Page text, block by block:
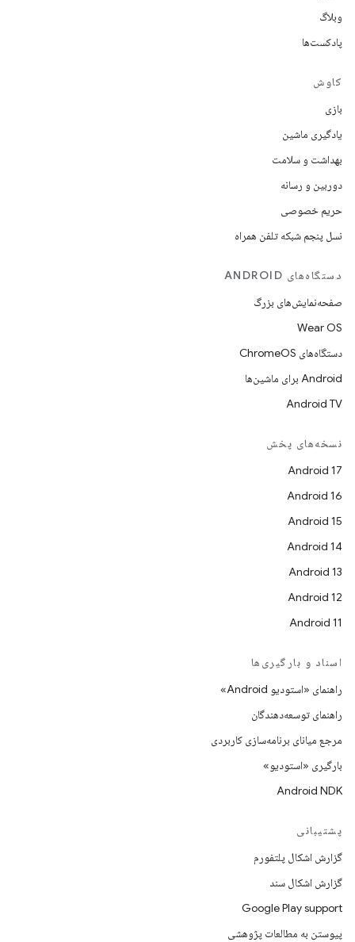
وبلاگ
پادکست‌ها
کاوش
بازی
یادگیری ماشین
بهداشت و سلامت
دوربین و رسانه
حریم خصوصی
نسل پنجم شبکه تلفن همراه
دستگاه‌های ANDROID
صفحه‌نمایش‌های بزرگ
Wear OS
دستگاه‌های ChromeOS
Android برای ماشین‌ها
Android TV
نسخه‌های پخش
Android 17
Android 16
Android 15
Android 14
Android 13
Android 12
Android 11
اسناد و بارگیری‌ها
راهنمای «استودیو Android»
راهنمای توسعه‌دهندگان
مرجع میانای برنامه‌سازی کاربردی
بارگیری «استودیو»
Android NDK
پشتیبانی
گزارش اشکال پلتفورم
گزارش اشکال سند
Google Play support
پیوستن به مطالعات پژوهشی